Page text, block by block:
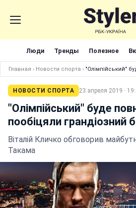
Люди Тренды Полезное
Главная › Новости спорта › "Олімпійський"
НОВОСТИ СПОРТА 23 апреля 2019 ·
"Олімпійський" буде
пообіцяли грандіозний
Віталій Кличко обговорив
Такама